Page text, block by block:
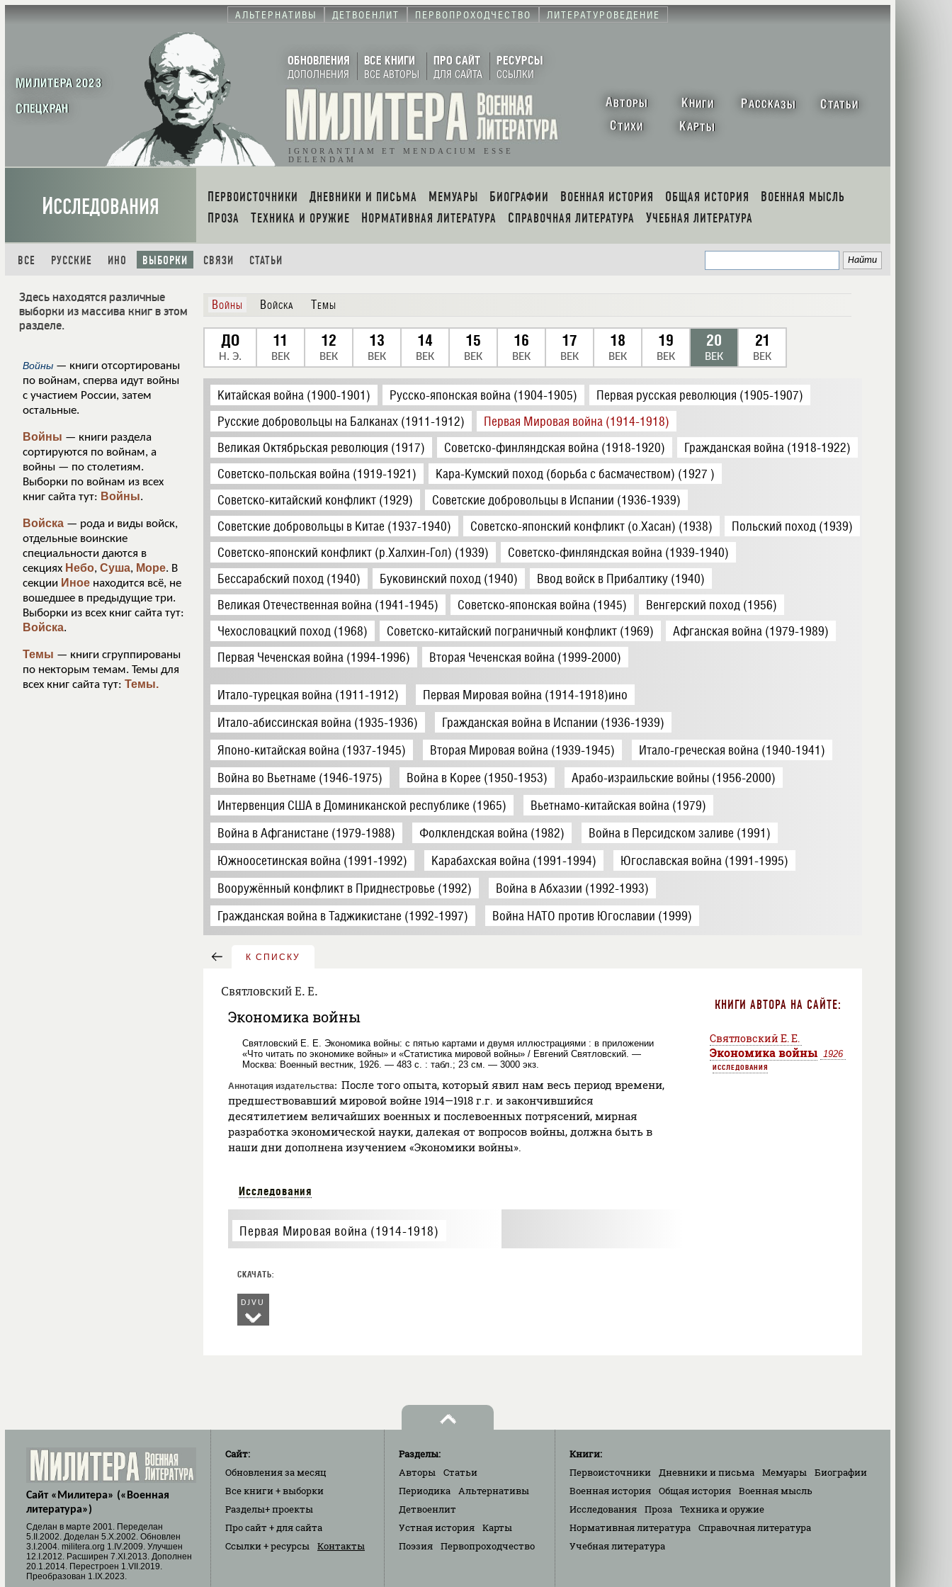
АЛЬТЕРНАТИВЫ ДЕТВОЕНЛИТ ПЕРВОПРОХОДЧЕСТВО ЛИТЕРАТУРОВЕДЕНИЕ
МИЛИТЕРА 2023
СПЕЦХРАН
ОБНОВЛЕНИЯ
ДОПОЛНЕНИЯ
ВСЕ КНИГИ
ВСЕ АВТОРЫ
ПРО САЙТ
ДЛЯ САЙТА
РЕСУРСЫ
ССЫЛКИ
IGNORANTIAM ET MENDACIUM ESSE
DELENDAM
АВТОРЫ КНИГИ РАССКАЗЫ СТАТЬИ
СТИХИ КАРТЫ
ИССЛЕДОВАНИЯ ПЕРВОИСТОЧНИКИ ДНЕВНИКИ И ПИСЬМА МЕМУАРЫ БИОГРАФИИ ВОЕННАЯ ИСТОРИЯ ОБЩАЯ ИСТОРИЯ
ВОЕННАЯ МЫСЛЬ
ПРОЗА
ТЕХНИКА И ОРУЖИЕ НОРМАТИВНАЯ ЛИТЕРАТУРА СПРАВОЧНАЯ ЛИТЕРАТУРА УЧЕБНАЯ ЛИТЕРАТУРА
ВСЕ РУССКИЕ ИНО ВЫБОРКИ СВЯЗИ СТАТЬИ
Здесь находятся различные
выборки из массива книг в этом
разделе.
Войны — книги отсортированы
по войнам, сперва идут войны
с участием России, затем
остальные.
Войны — книги раздела
сортируются по войнам, а
войны — по столетиям.
Выборки по войнам из всех
книг сайта тут: Войны.
Войска — рода и виды войск,
отдельные воинские
специальности даются в
секциях Небо, Суша, Море. В
секции Иное находится всё, не
вошедшее в предыдущие три.
Выборки из всех книг сайта тут:
Войска.
Темы — книги сгруппированы
по некторым темам. Темы для
всех книг сайта тут: Темы.
Войны Войска Темы
ДО
Н. Э.
11
ВЕК
12
ВЕК
13
ВЕК
14
ВЕК
15
ВЕК
16
ВЕК
17
ВЕК
18
ВЕК
19
ВЕК
20
ВЕК
21
ВЕК
Китайская война (1900-1901) Русско-японская война (1904-1905)
Первая русская революция (1905-1907)
Русские добровольцы на Балканах (1911-1912)
Первая Мировая война (1914-1918)
Великая Октябрьская революция (1917)
Советско-финляндская война (1918-1920)
Гражданская война (1918-1922)
Советско-польская война (1919-1921)
Кара-Кумский поход (борьба с басмачеством) (1927 )
Советско-китайский конфликт (1929)
Советские добровольцы в Испании (1936-1939)
Советские добровольцы в Китае (1937-1940)
Советско-японский конфликт (о.Хасан) (1938)
Польский поход (1939)
Советско-японский конфликт (р.Халхин-Гол) (1939)
Советско-финляндская война (1939-1940)
Бессарабский поход (1940)
Буковинский поход (1940)
Ввод войск в Прибалтику (1940)
Великая Отечественная война (1941-1945)
Советско-японская война (1945)
Венгерский поход (1956)
Чехословацкий поход (1968)
Советско-китайский пограничный конфликт (1969)
Афганская война (1979-1989)
Первая Чеченская война (1994-1996)
Вторая Чеченская война (1999-2000)
Итало-турецкая война (1911-1912)
Первая Мировая война (1914-1918)ино
Итало-абиссинская война (1935-1936)
Гражданская война в Испании (1936-1939)
Японо-китайская война (1937-1945)
Вторая Мировая война (1939-1945)
Итало-греческая война (1940-1941)
Война во Вьетнаме (1946-1975)
Война в Корее (1950-1953)
Арабо-израильские войны (1956-2000)
Интервенция США в Доминиканской республике (1965)
Вьетнамо-китайская война (1979)
Война в Афганистане (1979-1988)
Фолклендская война (1982)
Война в Персидском заливе (1991)
Южноосетинская война (1991-1992)
Карабахская война (1991-1994)
Югославская война (1991-1995)
Вооружённый конфликт в Приднестровье (1992)
Война в Абхазии (1992-1993)
Гражданская война в Таджикистане (1992-1997)
Война НАТО против Югославии (1999)
К СПИСКУ
Святловский Е. Е.
Экономика войны
Святловский Е. Е. Экономика войны: с пятью картами и двумя иллюстрациями : в приложении
«Что читать по экономике войны» и «Статистика мировой войны» / Евгений Святловский. —
Москва: Военный вестник, 1926. — 483 с. : табл.; 23 см. — 3000 экз.
Аннотация издательства
После того опыта, который явил нам весь период времени,
предшествовавший мировой войне 1914—1918 г.г. и закончившийся
десятилетием величайших военных и послевоенных потрясений, мирная
разработка экономической науки, далекая от вопросов войны, должна быть в
наши дни дополнена изучением «Экономики войны».
Исследования
Первая Мировая война (1914-1918)
DJVU
КНИГИ АВТОРА НА САЙТЕ:
Святловский Е. Е.
Экономика войны 1926
ИССЛЕДОВАНИЯ
Сайт «Милитера» («Военная
литература»)
Cделан в марте 2001. Переделан
5.II.2002. Доделан 5.X.2002. Обновлен
3.I.2004. militera.org 1.IV.2009. Улучшен
12.I.2012. Расширен 7.XI.2013. Дополнен
20.1.2014. Перестроен 1.VII.2019.
Преобразован 1.IX.2023.
Сайт:
Обновленияза месяц
Все книги+ выборки
Разделы+ проекты
Про сайт + для сайта
Ссылки+ ресурсы Контакты
Разделы:
Авторы
Статьи
Периодика
Альтернативы
Детвоенлит
Устная история
Карты
Поэзия
Первопроходчество
Книги:
Первоисточники
Дневники и письма Мемуары
Биографии
Военная история
Общая история
Военная мысль
Исследования
Проза
Техника и оружие
Нормативная литература
Справочная литература
Учебная литература